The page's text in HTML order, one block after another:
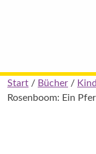
Pauline
von
Skip
to
Start / Bücher /
Rosenboom: Ein